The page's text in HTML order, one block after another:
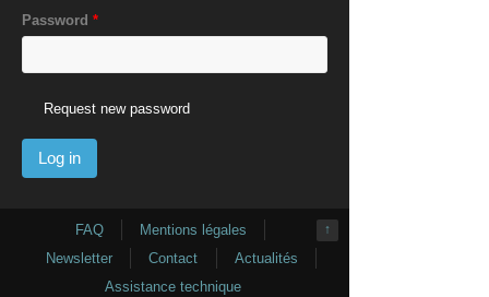
Password *
Request new password
↑
FAQ
Mentions légales
Newsletter
Contact
Actualités
Assistance technique